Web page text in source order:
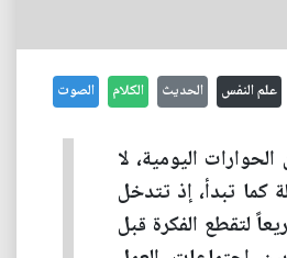
علم النفس الحديث الكلام الصوت
اليومية، لا
كما تبدأ، إذ تتدخل
لتقطع الفكرة قبل